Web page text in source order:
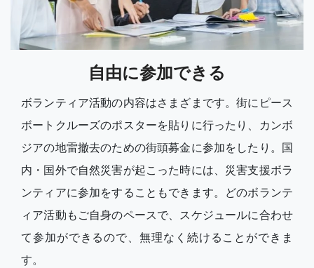
自由に参加できる
ボランティア活動の内容はさまざまです。街にピース
ボートクルーズのポスターを貼りに行ったり、カンボ
ジアの地雷撤去のための街頭募金に参加をしたり。国
内・国外で自然災害が起こった時には、災害支援ボラ
ンティアに参加をすることもできます。どのボランテ
ィア活動もご自身のペースで、スケジュールに合わせ
て参加ができるので、無理なく続けることができま
す。